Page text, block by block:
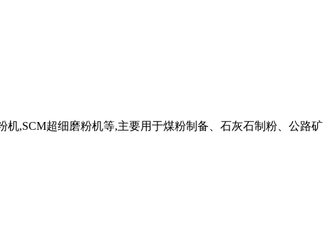
,SCM超细磨粉机等,主要用于煤粉制备、石灰石制粉、公路矿